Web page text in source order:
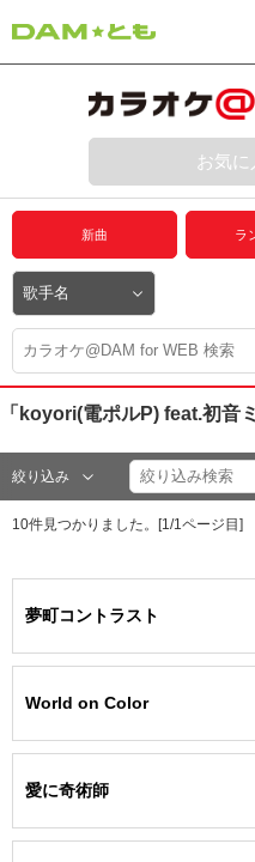
動画からさがす
ロ
プレミアムサービ
DAM★とも動画
DAM★とも録音
カラオケ＠DAM
ユーザー検索
DAMの新曲
自宅でカ
お気に
新曲 ラ
「koyori(電ポルP) feat.初音
絞り込み
10件見つかりました。[1 /1 ページ目]
夢町コントラスト
World on Color
愛に奇術師